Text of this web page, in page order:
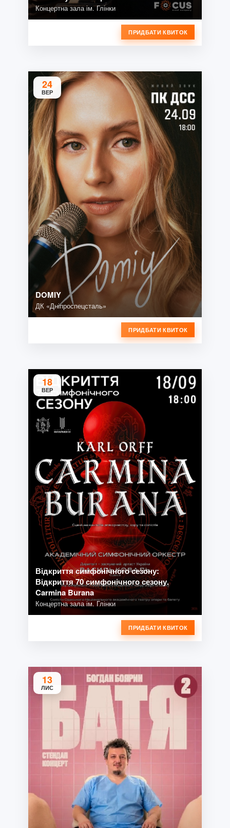
Концертна зала ім. Глінки
ПРИДБАТИ КВИТОК
24
ВЕР
DOMIY
ДК «Дніпроспецсталь»
ПРИДБАТИ КВИТОК
18
ВЕР
Відкриття симфонічного сезону:
Відкриття 70 симфонічного сезону.
Carmina Burana
Концертна зала ім. Глінки
ПРИДБАТИ КВИТОК
13
ЛИС